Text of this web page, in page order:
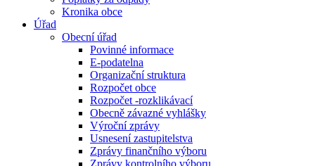
Kronika obce
Úřad
Obecní úřad
Povinné informace
E-podatelna
Organizační struktura
Rozpočet obce
Rozpočet -rozklikávací
Obecně závazné vyhlášky
Výroční zprávy
Usnesení zastupitelstva
Zprávy finančního výboru
Zprávy kontrolního výboru